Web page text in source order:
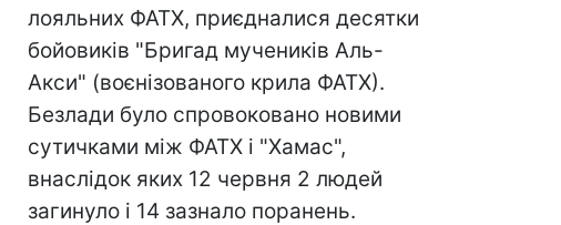
лояльних ФАТХ, приєдналися десятки
бойовиків "Бригад мучеників Аль-
Акси" (воєнізованого крила ФАТХ).
Безлади було спровоковано новими
сутичками між ФАТХ і "Хамас",
внаслідок яких 12 червня 2 людей
загинуло і 14 зазнало поранень.